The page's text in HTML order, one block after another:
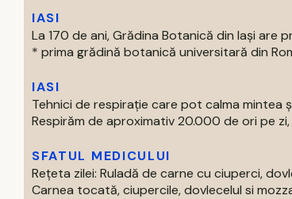
IASI
La 170 de ani, Grădina Botanică din Iași are
* prima grădină botanică universitară din
IASI
Tehnici de respirație care pot calma mintea
Respirăm de aproximativ 20.000 de ori pe
SFATUL MEDICULUI
Rețeta zilei: Ruladă de carne cu ciuperci,
Carnea tocată, ciupercile, dovlecelul si